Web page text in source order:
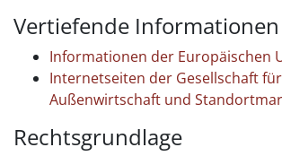
Vertiefende Informationen
Informationen der Europäischen
Internetseiten der Gesellschaft für
Außenwirtschaft und
Rechtsgrundlage